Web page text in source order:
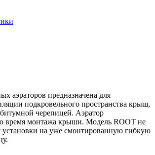
аэраторов предназначена для
подкровельного пространства крыш,
черепицей. Аэратор
время монтажа крыши. Модель ROOT не
установки на уже смонтированную гибкую